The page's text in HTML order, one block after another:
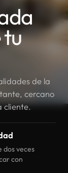
de la
cercano
cliente.
dos veces
con